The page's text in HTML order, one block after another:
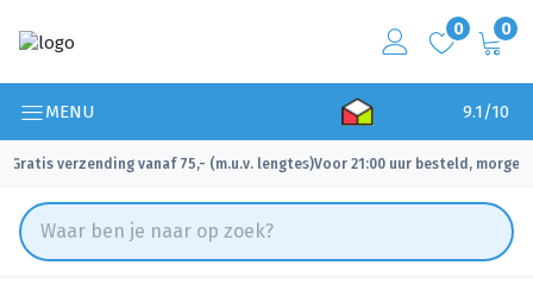
0 0
MENU 9.1/10
Gratis verzending vanaf 75,- (m.u.v. lengtes)
✓ Voor 21:00 uur besteld, morgen